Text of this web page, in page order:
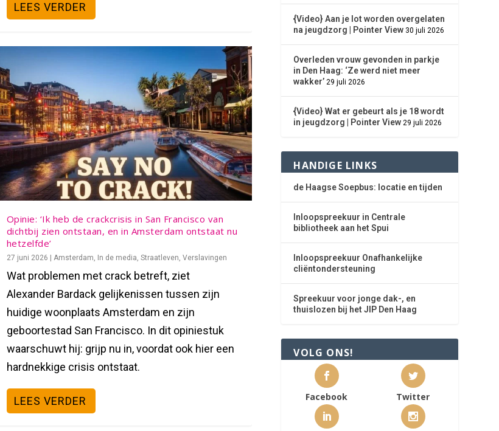
LEES VERDER
Opinie: ‘Ik heb de crackcrisis in San Francisco van
dichtbij zien ontstaan, en in Amsterdam ontstaat nu
hetzelfde’
27 juni 2026 Amsterdam, In de media, Straatleven, Verslavingen
Wat problemen met crack betreft, ziet
Alexander Bardack gelijkenissen tussen zijn
huidige woonplaats Amsterdam en zijn
geboortestad San Francisco. In dit opiniestuk
waarschuwt hij: grijp nu in, voordat ook hier een
hardnekkige crisis ontstaat.
LEES VERDER
{Video} Aan je lot worden overgelaten
na jeugdzorg | Pointer View 30 juli 2026
Overleden vrouw gevonden in parkje
in Den Haag: ‘Ze werd niet meer
wakker’ 29 juli 2026
{Video} Wat er gebeurt als je 18 wordt
in jeugdzorg | Pointer View 29 juli 2026
HANDIGE LINKS
de Haagse Soepbus: locatie en tijden
Inloopspreekuur in Centrale
bibliotheek aan het Spui
Inloopspreekuur Onafhankelijke
cliëntondersteuning
Spreekuur voor jonge dak-, en
thuislozen bij het JIP Den Haag
VOLG ONS!
Facebook Twitter